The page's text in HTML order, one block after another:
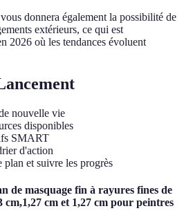
donnera également la possibilité de
extérieurs, ce qui est
2026 où les tendances évoluent
nouvelle vie
disponibles
SMART
d'action
et suivre les progrès
de masquage fin à rayures fines de
cm,1,27 cm et 1,27 cm pour peintres